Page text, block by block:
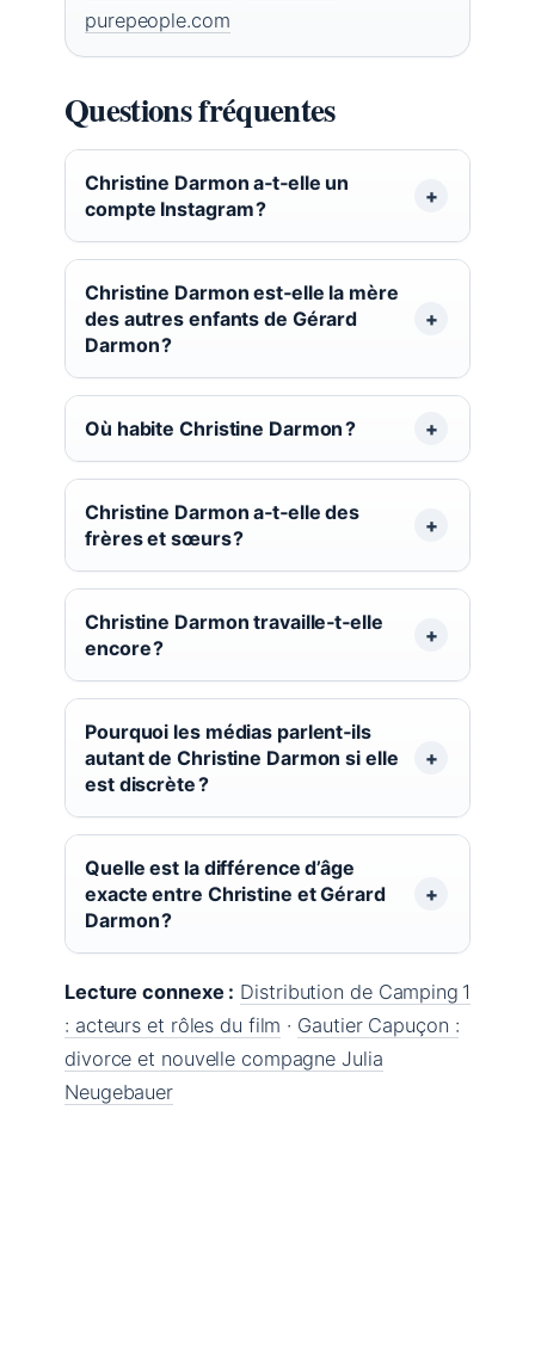
purepeople.com
Questions fréquentes
Christine Darmon a‑t‑elle un
compte Instagram ?
Christine Darmon est‑elle la mère
des autres enfants de Gérard
Darmon ?
Où habite Christine Darmon ?
Christine Darmon a‑t‑elle des
frères et sœurs ?
Christine Darmon travaille‑t‑elle
encore ?
Pourquoi les médias parlent‑ils
autant de Christine Darmon si elle
est discrète ?
Quelle est la différence d’âge
exacte entre Christine et Gérard
Darmon ?
Lecture connexe : Distribution de Camping 1
: acteurs et rôles du film · Gautier Capuçon :
divorce et nouvelle compagne Julia
Neugebauer